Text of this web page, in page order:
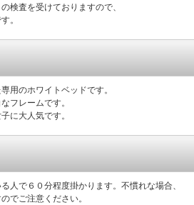
検査を受けておりますので、
。
用のホワイトベッドです。
フレームです。
に大人気です。
人で６０分程度掛かります。不慣れな場合、
でご注意ください。